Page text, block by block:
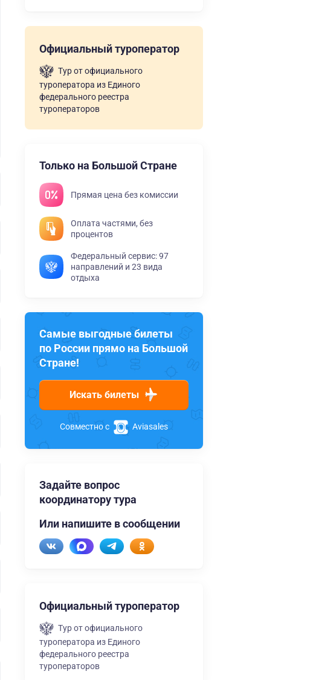
Официальный туроператор
Тур от официального
туроператора из Единого
федерального реестра
туроператоров
Только на Большой Стране
Прямая цена без комиссии
Оплата частями, без
процентов
Федеральный сервис: 97
направлений и 23 вида
отдыха
Самые выгодные билеты
по России прямо на Большой
Стране!
Искать билеты
Совместно с Aviasales
Задайте вопрос
координатору тура
Или напишите в сообщении
Официальный туроператор
Тур от официального
туроператора из Единого
федерального реестра
туроператоров